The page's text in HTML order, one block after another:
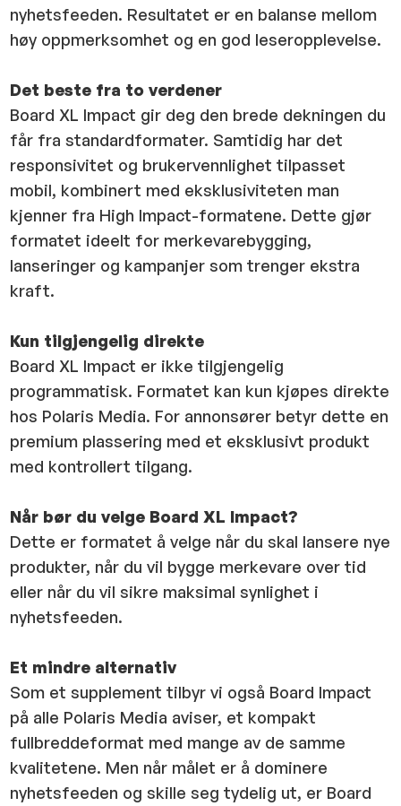
nyhetsfeeden. Resultatet er en balanse mellom
høy oppmerksomhet og en god leseropplevelse.
Det beste fra to verdener
Board XL Impact gir deg den brede dekningen du
får fra standardformater. Samtidig har det
responsivitet og brukervennlighet tilpasset
mobil, kombinert med eksklusiviteten man
kjenner fra High Impact-formatene. Dette gjør
formatet ideelt for merkevarebygging,
lanseringer og kampanjer som trenger ekstra
kraft.
Kun tilgjengelig direkte
Board XL Impact er ikke tilgjengelig
programmatisk. Formatet kan kun kjøpes direkte
hos Polaris Media. For annonsører betyr dette en
premium plassering med et eksklusivt produkt
med kontrollert tilgang.
Når bør du velge Board XL Impact?
Dette er formatet å velge når du skal lansere nye
produkter, når du vil bygge merkevare over tid
eller når du vil sikre maksimal synlighet i
nyhetsfeeden.
Et mindre alternativ
Som et supplement tilbyr vi også Board Impact
på alle Polaris Media aviser, et kompakt
fullbreddeformat med mange av de samme
kvalitetene. Men når målet er å dominere
nyhetsfeeden og skille seg tydelig ut, er Board